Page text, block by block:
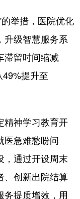
举措，医院优化
升级智慧服务系
滞留时间缩减
提升至
神学习教育开
医急难愁盼问
，通过开设周末
、创新出院结算
务提质增效，用